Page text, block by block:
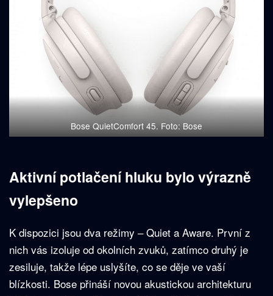
Bose QuietComfort 45. Foto: Bose
Aktivní potlačení hluku bylo výrazně
vylepšeno
K dispozici jsou dva režimy – Quiet a Aware. První z
nich vás izoluje od okolních zvuků, zatímco druhý je
zesiluje, takže lépe uslyšíte, co se děje ve vaší
blízkosti. Bose přináší novou akustickou architekturu